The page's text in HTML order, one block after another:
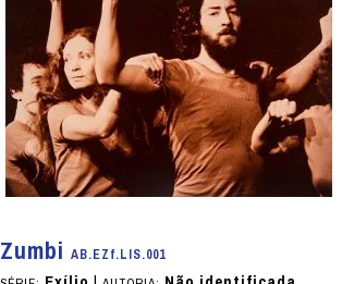
ZumbiAB.EZf.LIS.001